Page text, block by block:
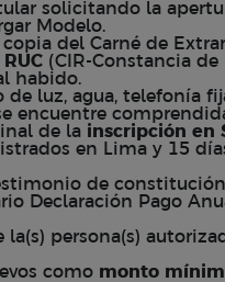
solicitando la
Modelo.
del Carné de
RUC (CIR-Constancia
habido.
de luz, agua, telefonía
encuentre
de la inscripción en
en Lima y 15
de
Declaración Pago
la(s) persona(s)
como monto